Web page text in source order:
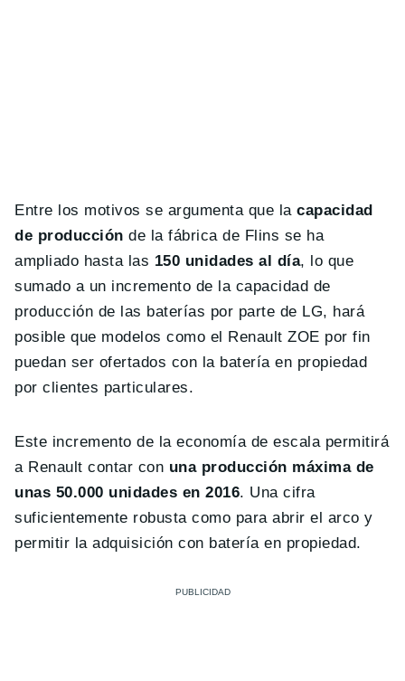
Entre los motivos se argumenta que lacapacidad
de producciónde la fábrica de Flins se ha
ampliado hasta las 150 unidades al día, lo que
sumado a un incremento de la capacidad de
producción de las baterías por parte de LG, hará
posible que modelos como el Renault ZOE por fin
puedan ser ofertados con la batería en propiedad
por clientes particulares.
Este incremento de la economía de escala permitirá
a Renault contar con una producción máxima de
unas 50.000 unidades en 2016. Una cifra
suficientemente robusta como para abrir el arco y
permitir la adquisición con batería en propiedad.